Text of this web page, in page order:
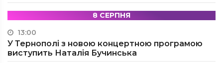
8 СЕРПНЯ
13:00
У Тернополі з новою концертною програмою
виступить Наталія Бучинська